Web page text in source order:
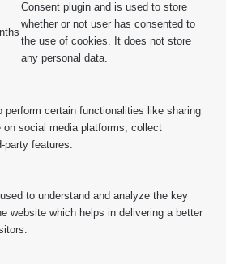
Consent plugin and is used to store
whether or not user has consented to
the use of cookies. It does not store
any personal data.
perform certain functionalities like sharing
social media platforms, collect
party features.
to understand and analyze the key
website which helps in delivering a better